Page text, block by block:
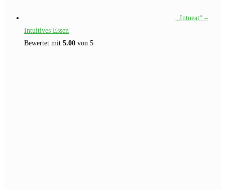
„Intueat“ –
Intuitives Essen
Bewertet mit 5.00 von 5